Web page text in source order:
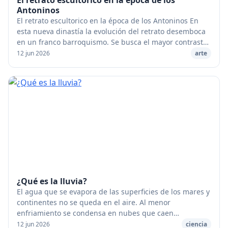
Antoninos
El retrato escultorico en la época de los Antoninos En
esta nueva dinastía la evolución del retrato desemboca
en un franco barroquismo. Se busca el mayor contraste
posible entre la suavidad y la tersu...
12 jun 2026 arte
¿Qué es la lluvia?
El agua que se evapora de las superficies de los mares y
continentes no se queda en el aire. Al menor
enfriamiento se condensa en nubes que caen
seguidamente en forma de gotas de lluvia. [caption
12 jun 2026 ciencia